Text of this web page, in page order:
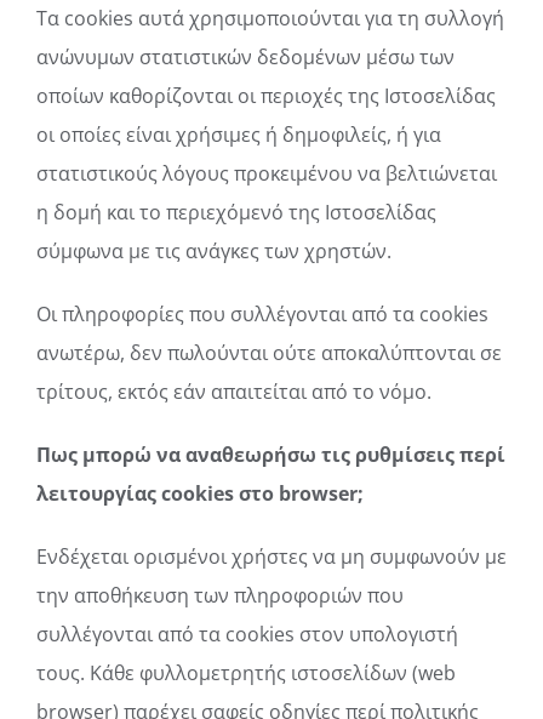
Tα cookies αυτά χρησιμοποιούνται για τη συλλογή
ανώνυμων στατιστικών δεδομένων μέσω των
οποίων καθορίζονται οι περιοχές της Ιστοσελίδας
οι οποίες είναι χρήσιμες ή δημοφιλείς, ή για
στατιστικούς λόγους προκειμένου να βελτιώνεται
η δομή και το περιεχόμενό της Ιστοσελίδας
σύμφωνα με τις ανάγκες των χρηστών.
Οι πληροφορίες που συλλέγονται από τα cookies
ανωτέρω, δεν πωλούνται ούτε αποκαλύπτονται σε
τρίτους, εκτός εάν απαιτείται από το νόμο.
Πως μπορώ να αναθεωρήσω τις ρυθμίσεις περί
λειτουργίας cookies στο browser;
Ενδέχεται ορισμένοι χρήστες να μη συμφωνούν με
την αποθήκευση των πληροφοριών που
συλλέγονται από τα cookies στον υπολογιστή
τους. Κάθε φυλλομετρητής ιστοσελίδων (web
browser) παρέχει σαφείς οδηγίες περί πολιτικής